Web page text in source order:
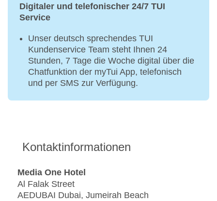
Digitaler und telefonischer 24/7 TUI
Service
Unser deutsch sprechendes TUI
Kundenservice Team steht Ihnen 24
Stunden, 7 Tage die Woche digital über die
Chatfunktion der myTui App, telefonisch
und per SMS zur Verfügung.
Kontaktinformationen
Media One Hotel
Al Falak Street
AEDUBAI Dubai, Jumeirah Beach